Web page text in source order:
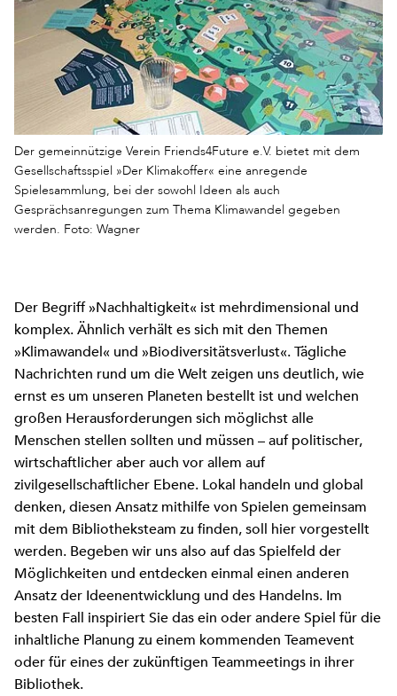
Der gemeinnützige Verein Friends4Future e.V. bietet mit dem
Gesellschaftsspiel »Der Klimakoffer« eine anregende
Spielesammlung, bei der sowohl Ideen als auch
Gesprächsanregungen zum Thema Klimawandel gegeben
werden. Foto: Wagner
Der Begriff »Nachhaltigkeit« ist mehrdimensional und
komplex. Ähnlich verhält es sich mit den Themen
»Klimawandel« und »Biodiversitätsverlust«. Tägliche
Nachrichten rund um die Welt zeigen uns deutlich, wie
ernst es um unseren Planeten bestellt ist und welchen
großen Herausforderungen sich möglichst alle
Menschen stellen sollten und müssen – auf politischer,
wirtschaftlicher aber auch vor allem auf
zivilgesellschaftlicher Ebene. Lokal handeln und global
denken, diesen Ansatz mithilfe von Spielen gemeinsam
mit dem Bibliotheksteam zu finden, soll hier vorgestellt
werden. Begeben wir uns also auf das Spielfeld der
Möglichkeiten und entdecken einmal einen anderen
Ansatz der Ideenentwicklung und des Handelns. Im
besten Fall inspiriert Sie das ein oder andere Spiel für die
inhaltliche Planung zu einem kommenden Teamevent
oder für eines der zukünftigen Teammeetings in ihrer
Bibliothek.